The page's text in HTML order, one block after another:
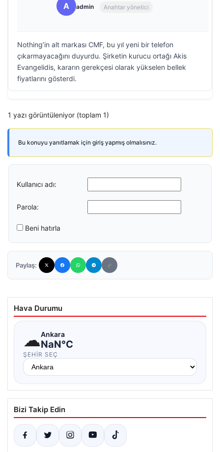
A admin Anahtar yönetici
Nothing’in alt markası CMF, bu yıl yeni bir telefon
çıkarmayacağını duyurdu. Şirketin kurucu ortağı Akis
Evangelidis, kararın gerekçesi olarak yükselen bellek
fiyatlarını gösterdi.
1 yazı görüntüleniyor (toplam 1)
Bu konuyu yanıtlamak için giriş yapmış olmalısınız.
Kullanıcı adı:
Parola:
Beni hatırla
Paylaş:
Hava Durumu
☁Ankara
NaN°C
ŞEHIR SEÇ
Bizi Takip Edin